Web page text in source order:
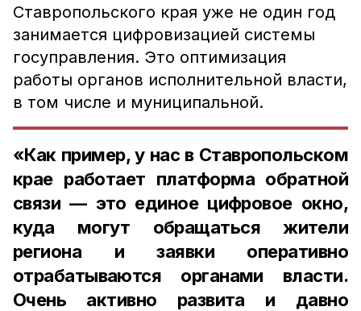
Ставропольского края уже не один год
занимается цифровизацией системы
госуправления. Это оптимизация
работы органов исполнительной власти,
в том числе и муниципальной.
«Как пример, у нас в Ставропольском
крае работает платформа обратной
связи — это единое цифровое окно,
куда могут обращаться жители
региона и заявки оперативно
отрабатываются органами власти.
Очень активно развита и давно